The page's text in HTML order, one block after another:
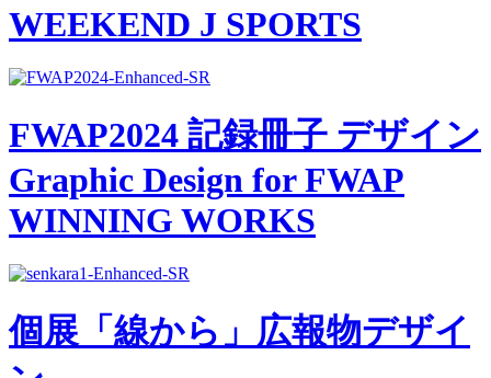
WEEKEND J SPORTS
FWAP2024 記録冊子 デザイン
Graphic Design for FWAP
WINNING WORKS
個展「線から」広報物デザイ